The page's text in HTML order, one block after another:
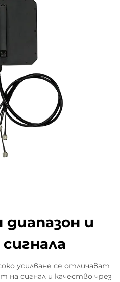
диапазон и
усилване се отличават
на сигнал и качество чрез